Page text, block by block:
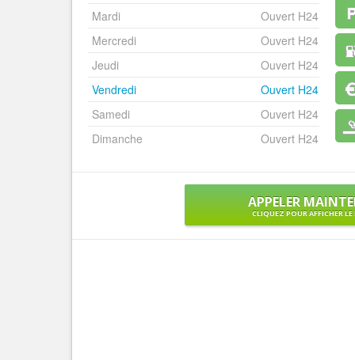
Mardi
Ouvert H24
Mercredi
Ouvert H24
Jeudi
Ouvert H24
Vendredi
Ouvert H24
Samedi
Ouvert H24
Dimanche
Ouvert H24
APPELER
CLIQUEZ POUR AFFICHER